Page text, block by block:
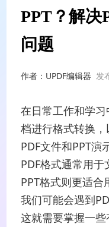
PPT？解决
问题
作者：UPDF编辑器 发
在日常工作和学
档进行格式转换，
PDF文件和PPT演
PDF格式通常用
PPT格式则更适
我们可能会遇到
这就需要掌握一